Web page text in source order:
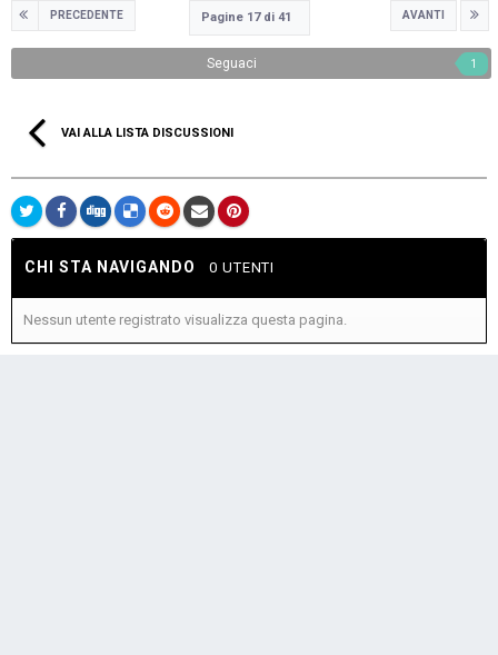
PRECEDENTE AVANTI
Pagine 17 di 41
Seguaci 1
VAI ALLA LISTA DISCUSSIONI
CHI STA NAVIGANDO 0 UTENTI
Nessun utente registrato visualizza questa pagina.